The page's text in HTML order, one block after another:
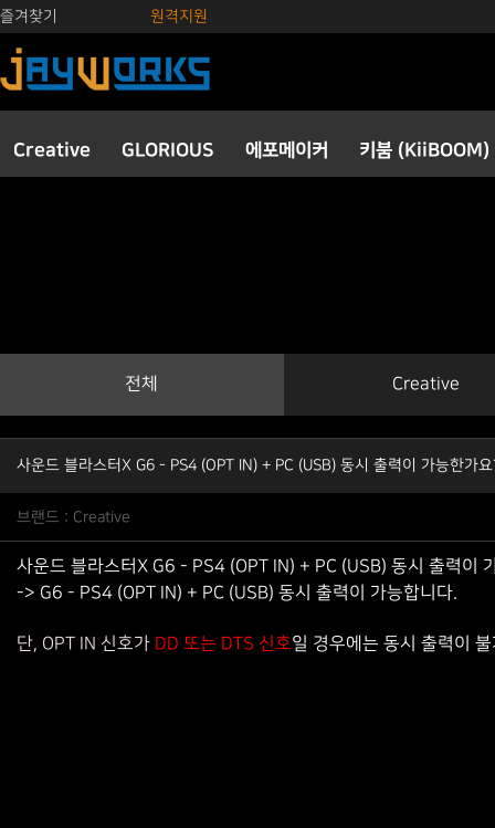
즐겨찾기 원격지원
Creative GLORIOUS 에포메이커 키붐 (KiiBOOM)
전체 Creative
사운드 블라스터X G6 - PS4 (OPT IN) + PC (USB) 동시 출력이 가능한가요
브랜드 : Creative
사운드 블라스터X G6 - PS4 (OPT IN) + PC (USB) 동시 출력이
-> G6 - PS4 (OPT IN) + PC (USB) 동시 출력이 가능합니다.
단, OPT IN 신호가 DD 또는 DTS 신호일 경우에는 동시 출력이